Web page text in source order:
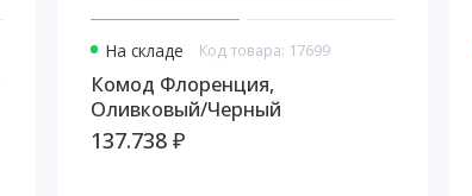
На складе Код товара: 17699
Комод Флоренция,
Оливковый/Черный
137.738 ₽